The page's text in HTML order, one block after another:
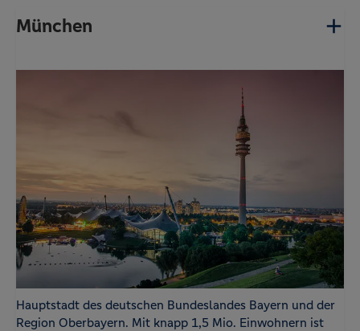
München
Hauptstadt des deutschen Bundeslandes Bayern und der
Region Oberbayern. Mit knapp 1,5 Mio. Einwohnern ist